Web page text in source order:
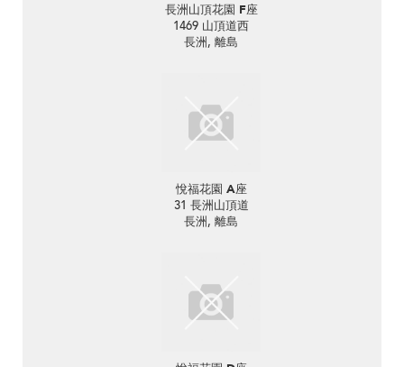
長洲山頂花園 F座
1469 山頂道西
長洲, 離島
悅福花園 A座
31 長洲山頂道
長洲, 離島